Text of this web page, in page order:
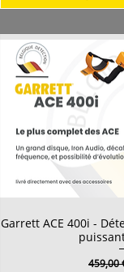
Garrett ACE 400i -
459,00